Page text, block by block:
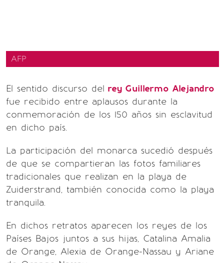
AFP
El sentido discurso del rey Guillermo Alejandro
fue recibido entre aplausos durante la
conmemoración de los 150 años sin esclavitud
en dicho país.
La participación del monarca sucedió después
de que se compartieran las fotos familiares
tradicionales que realizan en la playa de
Zuiderstrand, también conocida como la playa
tranquila.
En dichos retratos aparecen los reyes de los
Países Bajos juntos a sus hijas, Catalina Amalia
de Orange, Alexia de Orange-Nassau y Ariane